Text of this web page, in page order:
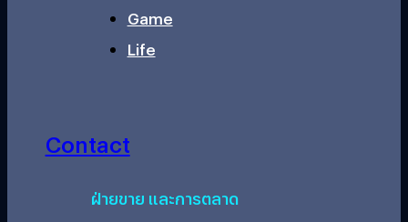
Game
Life
Contact
ฝ่ายขาย และการตลาด